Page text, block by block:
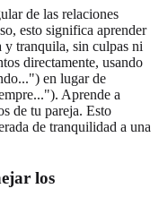
de las relaciones
esto significa aprender
y tranquila, sin culpas ni
directamente, usando
en lugar de
Aprende a
de tu pareja. Esto
de tranquilidad a una
los